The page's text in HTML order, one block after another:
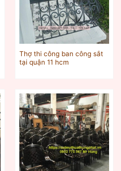
Thợ thi công ban công sắt
tại quận 11 hcm